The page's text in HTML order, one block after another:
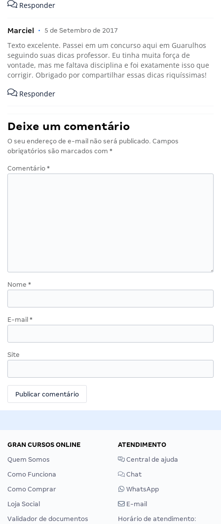
Responder
Marciel • 5 de Setembro de 2017
Texto excelente. Passei em um concurso aqui em Guarulhos
seguindo suas dicas professor. Eu tinha muita força de
vontade, mas me faltava disciplina e foi exatamente isso que
corrigir. Obrigado por compartilhar essas dicas riquíssimas!
Responder
Deixe um comentário
O seu endereço de e-mail não será publicado. Campos
obrigatórios são marcados com *
Comentário *
Nome *
E-mail *
Site
GRAN CURSOS ONLINE
Quem Somos
Como Funciona
Como Comprar
Loja Social
Validador de documentos
ATENDIMENTO
Central de ajuda
Chat
WhatsApp
E-mail
Horário de atendimento: